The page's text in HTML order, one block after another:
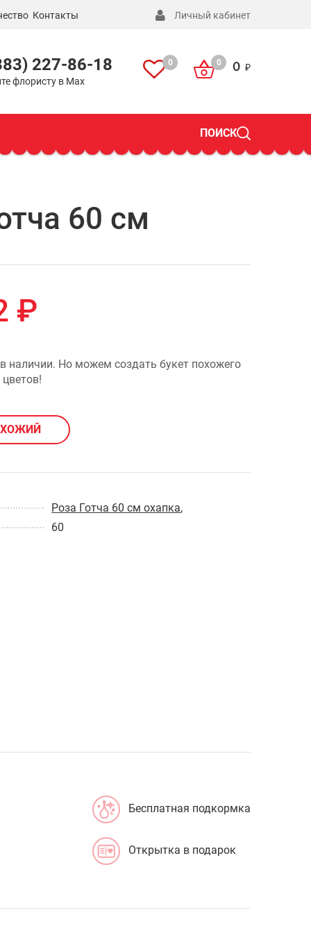
Контакты Личный кабинет
227-86-18
флористу в Max
0 0 0
ПОИСК
60 см
₽
наличии. Но можем создать букет похожего
Роза Готча 60 см охапка,
60
Бесплатная подкормка
Открытка в подарок